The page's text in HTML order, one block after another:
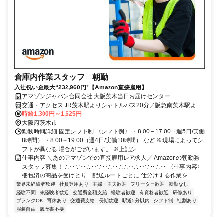
倉庫内作業スタッフ 朝勤
入社祝い金最大“232,960円”【Amazon直接雇用】
アマゾンジャパン合同会社 大阪茨木当日お届けセンター
交通・アクセス JR茨木駅よりシャトルバス20分／阪急南茨木駅より
シャトルバス25分
時給1,300円～1,625円
大阪府茨木市
勤務時間詳細 固定シフト制 〈シフト例〉 ・8:00～17:00（週5日/実働
8時間） ・8:00～19:00（週4日/実働10時間） など ※現場によってシ
フトが異なる 場合がございます。 ※上記シ...
仕事内容 ＼あのアマゾンでの直接雇用レア求人／ Amazonの朝勤務
スタッフ募集！ ∴‥∵‥∴‥∵‥∴‥∴∴‥∴‥∵‥∴‥ 〈仕事内容〉
梱包済の商品を受けとり、配送ルートごとに 仕分けする作業を...
業界未経験者歓迎 社員登用あり 主婦・主夫歓迎 フリーター歓迎
転勤なし
経験不問
未経験者歓迎 交通費全額支給 経験者歓迎 有資格者歓迎
研修あり
ブランクOK
育休あり 交通費支給 長期歓迎 駅近5分以内 シフト制
社割あり
服装自由
履歴書不要